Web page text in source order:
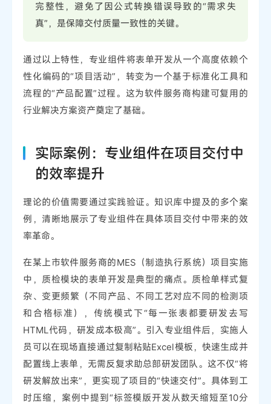
完整性，避免了因公式转换错误导致的“需求失
真”，是保障交付质量一致性的关键。
通过以上特性，专业组件将表单开发从一个高度依赖个
性化编码的“项目活动”，转变为一个基于标准化工具和
流程的“产品配置”过程。这为软件服务商构建可复用的
行业解决方案资产奠定了基础。
实际案例：专业组件在项目交付中
的效率提升
理论的价值需要通过实践验证。知识库中提及的多个案
例，清晰地展示了专业组件在具体项目交付中带来的效
率革命。
在某上市软件服务商的MES（制造执行系统）项目实施
中，质检模块的表单开发是典型的痛点。质检单样式复
杂、变更频繁（不同产品、不同工艺对应不同的检测项
和合格标准），传统模式下“每一张表都要研发去写
HTML代码，研发成本极高”。引入专业组件后，实施人
员可以在现场直接通过复制粘贴Excel模板，快速生成并
配置线上表单，无需反复求助总部研发团队。这不仅“将
研发解放出来”，更实现了项目的“快速交付”。具体到工
时压缩，案例中提到“标签模版开发从数天缩短至10分